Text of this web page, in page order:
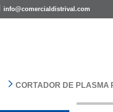
info@comercialdistrival.com
CORTADOR DE PLASMA